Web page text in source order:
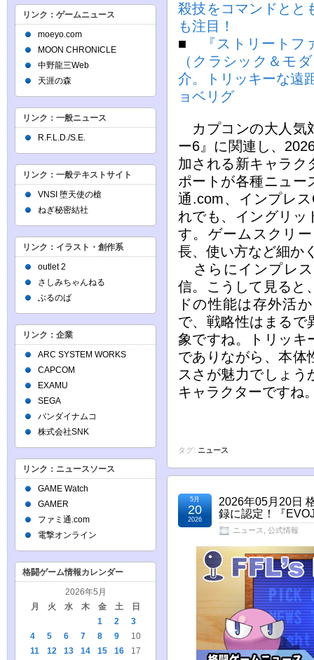
殺技をコマンドとと
も注目！
■
『ストリート
（クラシック＆モ
介。トリッキーな遠
ョベリグ
カプコンの大人気
ー6』に関連し、
加される新キャラク
ポートが各種ニュー
通.com、インプレ
れでも、イングリッ
す。ゲームスクリ
長、使い方など細か
さらにインプレス
信。こうして見ると
ドの性能は存外活
で、戦略性はまるで
象ですね。トリッキ
でありながら、本体
スさが魅力でしょ
キャラクターですね
タグ: ニュース
2026年05月20日
録に認定！『
ニュース 公式情報
5月
20
2026
リンク：ゲームニュース
moeyo.com
MOON CHRONICLE
中野龍三Web
天涯の森
リンク：一般ニュース
R.F.L.D./S.E.
リンク：一般テキストサイト
VNSI 堕天使の槍
ねぎ秘密結社
リンク：イラスト・創作系
outlet 2
さしみちゃんねる
ぶるのば
リンク：企業
ARC SYSTEM WORKS
CAPCOM
EXAMU
SEGA
バンダイナムコ
株式会社SNK
リンク：ニュースソース
GAME Watch
GAMER
ファミ通.com
電撃オンライン
格闘ゲーム情報カレンダー
2026年5月
月
火 水 木 金 土 日
1 2
3
4
5 6 7 8 9
10
11
12 13 14 15 16
17